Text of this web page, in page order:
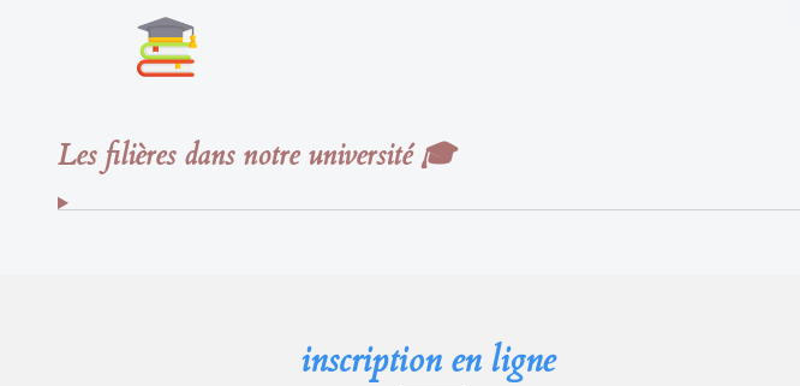
Les filières dans notre université 🎓
inscription en ligne